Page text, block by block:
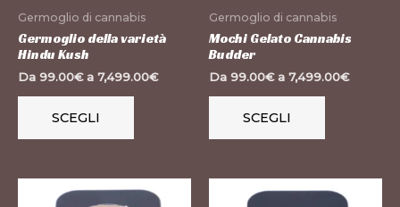
Germoglio di cannabis
Germoglio della varietà
Hindu Kush
Da 99.00€a 7,499.00€
SCEGLI
essere
nella
Germoglio di cannabis
Mochi Gelato Cannabis
Budder
Da 99.00€a 7,499.00€
SCEGLI
essere
nella
Questo
Questo